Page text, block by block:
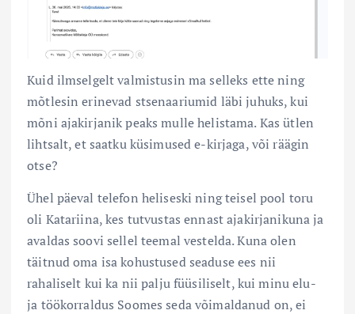
Kuid ilmselgelt valmistusin ma selleks ette ning
mõtlesin erinevad stsenaariumid läbi juhuks, kui
mõni ajakirjanik peaks mulle helistama. Kas ütlen
lihtsalt, et saatku küsimused e-kirjaga, või räägin
otse?
Ühel päeval telefon heliseski ning teisel pool toru
oli Katariina, kes tutvustas ennast ajakirjanikuna ja
avaldas soovi sellel teemal vestelda. Kuna olen
täitnud oma isa kohustused seaduse ees nii
rahaliselt kui ka nii palju füüsiliselt, kui minu elu-
ja töökorraldus Soomes seda võimaldanud on, ei